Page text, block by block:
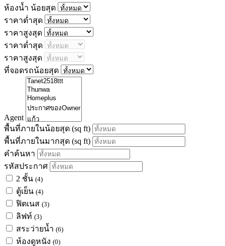
ห้องน้ำ น้อยสุด
ราคาต่ำสุด
ราคาสูงสุด
ราคาต่ำสุด
ราคาสูงสุด
ที่จอดรถน้อยสุด
Agent
พื้นที่ภายในน้อยสุด (sq ft)
พื้นที่ภายในมากสุด (sq ft)
คำค้นหา
รหัสประกาศ
2 ชั้น (4)
ตู้เย็น (4)
ฟิตเนส (3)
ลิฟท์ (3)
สระว่ายน้ำ (6)
ห้องดูหนัง (0)